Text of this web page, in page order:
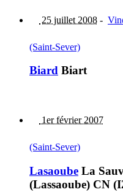
25 juillet 2008 -
(Saint-Sever)
Biard Biart
1er février 2007
(Saint-Sever)
Lasaoube La
(Lassaoube) CN